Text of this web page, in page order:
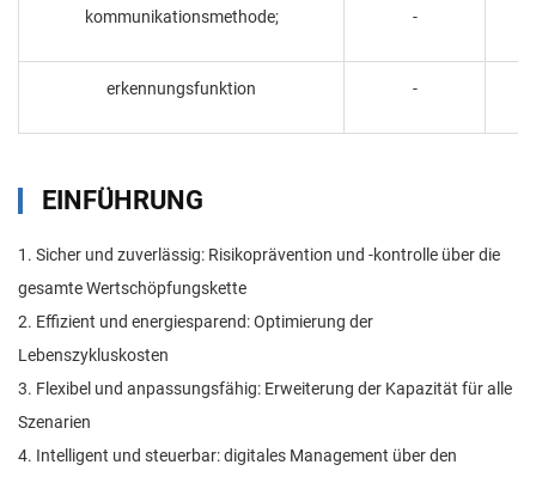
kommunikationsmethode; -
erkennungsfunktion -
EINFÜHRUNG
1. Sicher und zuverlässig: Risikoprävention und -kontrolle über die
gesamte Wertschöpfungskette
2. Effizient und energiesparend: Optimierung der
Lebenszykluskosten
3. Flexibel und anpassungsfähig: Erweiterung der Kapazität für alle
Szenarien
4. Intelligent und steuerbar: digitales Management über den